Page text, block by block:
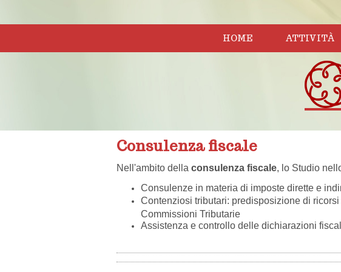
HOME ATTIVITÀ
Consulenza fiscale
Nell'ambito della consulenza fiscale, lo Studio
Consulenze in materia di imposte dirette e
Contenziosi tributari: predisposizione di
Commissioni Tributarie
Assistenza e controllo delle dichiarazioni